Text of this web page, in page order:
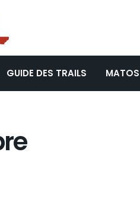
GUIDE DES TRAILS MATOS